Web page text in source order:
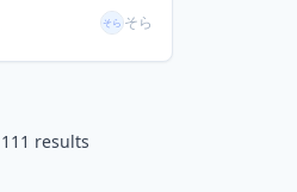
そら
111 results